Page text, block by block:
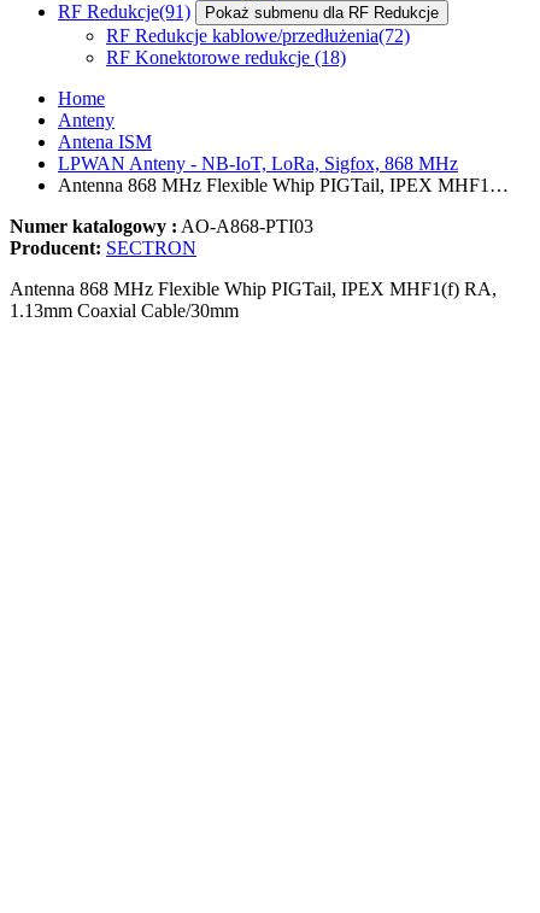
RF Redukcje(91) Pokaż submenu dla RF Redukcje
RF Redukcje kablowe/przedłużenia(72)
RF Konektorowe redukcje (18)
Home
Anteny
Antena ISM
LPWAN Anteny - NB-IoT, LoRa, Sigfox, 868 MHz
Antenna 868 MHz Flexible Whip PIGTail, IPEX MHF1…
Numer katalogowy : AO-A868-PTI03
Producent: SECTRON
Antenna 868 MHz Flexible Whip PIGTail, IPEX MHF1(f) RA,
1.13mm Coaxial Cable/30mm